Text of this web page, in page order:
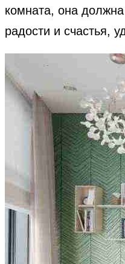
комната, она
радости и счастья,